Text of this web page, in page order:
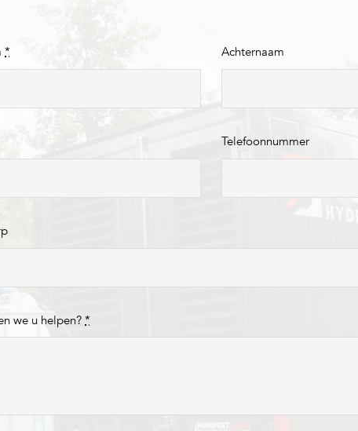
* Achternaam
Telefoonnummer
we u helpen?*